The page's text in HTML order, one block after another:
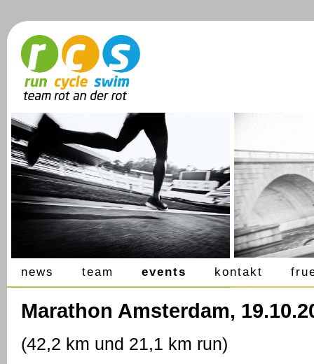
news team events kontakt
Marathon Amsterdam,
(42,2 km und 21,1 km run)